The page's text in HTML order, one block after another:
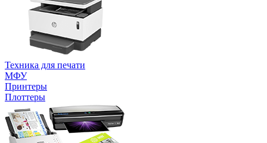
Техника для печати
МФУ
Принтеры
Плоттеры